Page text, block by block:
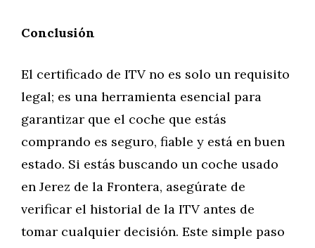
Conclusión
El certificado de ITV no es solo un requisito
legal; es una herramienta esencial para
garantizar que el coche que estás
comprando es seguro, fiable y está en buen
estado. Si estás buscando un coche usado
en Jerez de la Frontera, asegúrate de
verificar el historial de la ITV antes de
tomar cualquier decisión. Este simple paso